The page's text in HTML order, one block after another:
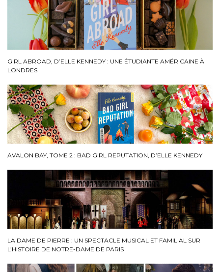
GIRL ABROAD, D’ELLE KENNEDY : UNE ÉTUDIANTE AMÉRICAINE À
LONDRES
AVALON BAY, TOME 2 : BAD GIRL REPUTATION, D’ELLE KENNEDY
LA DAME DE PIERRE : UN SPECTACLE MUSICAL ET FAMILIAL SUR
L’HISTOIRE DE NOTRE-DAME DE PARIS